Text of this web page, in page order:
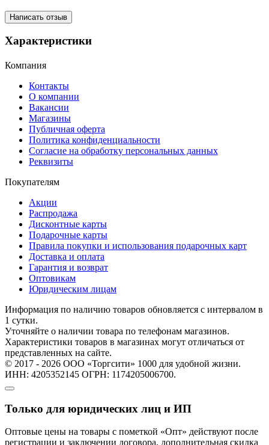
Написать отзыв
Характеристики
Компания
Контакты
О компании
Вакансии
Магазины
Публичная оферта
Политика конфиденциальности
Согласие на обработку персональных данных
Реквизиты
Покупателям
Акции
Распродажа
Дисконтные карты
Подарочные карты
Правила покупки и использования подарочных карт
Доставка и оплата
Гарантия и возврат
Оптовикам
Юридическим лицам
Информация по наличию товаров обновляется с интервалом в
1 сутки.
Уточняйте о наличии товара по телефонам магазинов.
Характеристики товаров в магазинах могут отличаться от
представленных на сайте.
© 2017 - 2026 ООО «Торгсити» 1000 для удобной жизни.
ИНН: 4205352145 ОГРН: 1174205006700.
Только для юридических лиц и ИП
Оптовые цены на товары с пометкой «Опт» действуют после
регистрации и заключении договора, дополнительная скидка